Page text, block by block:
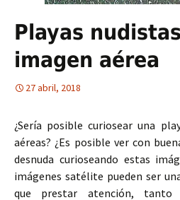
Playas
imagen aérea
27 abril, 2018
¿Sería posible curiosear una
aéreas? ¿Es posible ver con
desnuda curioseando estas
imágenes satélite pueden ser
que prestar atención,